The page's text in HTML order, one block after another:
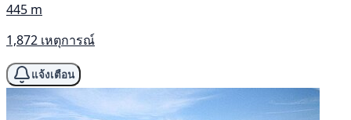
445 m
1,872 เหตุการณ์
แจ้งเตือน